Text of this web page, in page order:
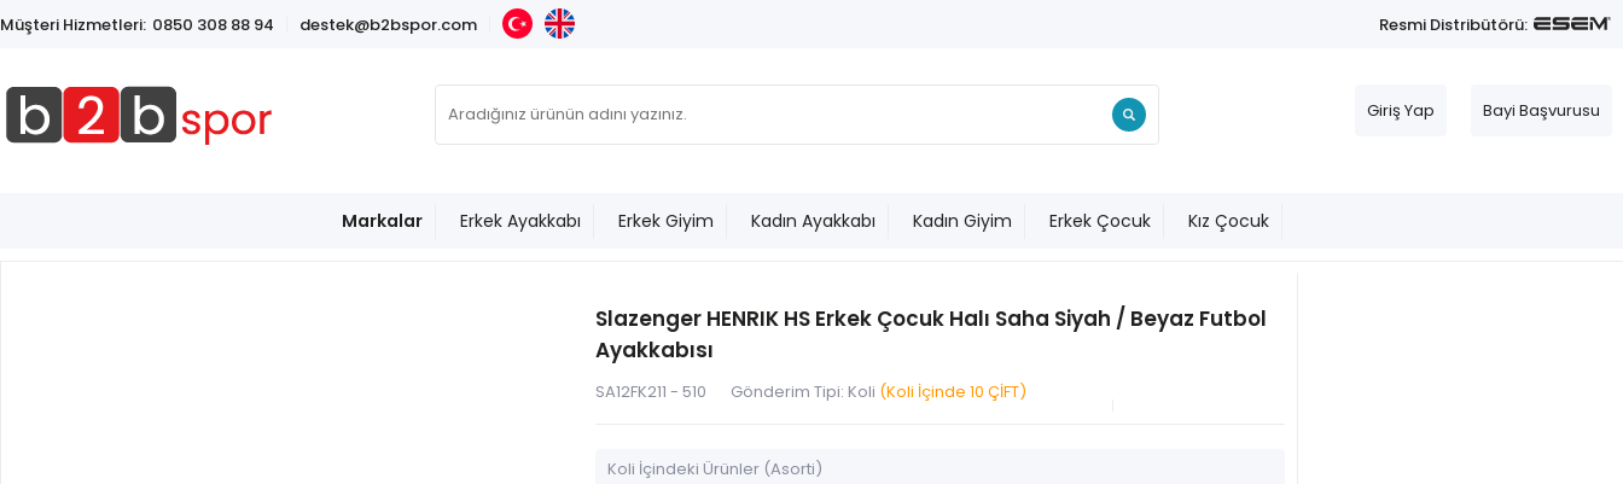
Müşteri Hizmetleri: 0850 308 88 94 destek@b2bspor.com Resmi Distribütörü:
Bayi Başvurusu
Giriş Yap
Markalar Erkek Ayakkabı Erkek Giyim Kadın Ayakkabı Kadın Giyim Erkek Çocuk Kız Çocuk
Slazenger HENRIK HS Erkek Çocuk Halı Saha Siyah / Beyaz Futbol
Ayakkabısı
SA12FK211 - 510 Gönderim Tipi: Koli (Koli İçinde 10 ÇİFT)
Koli İçindeki Ürünler (Asorti)